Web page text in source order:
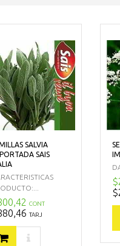
SALVIA
SAIS
CONT
TARJ